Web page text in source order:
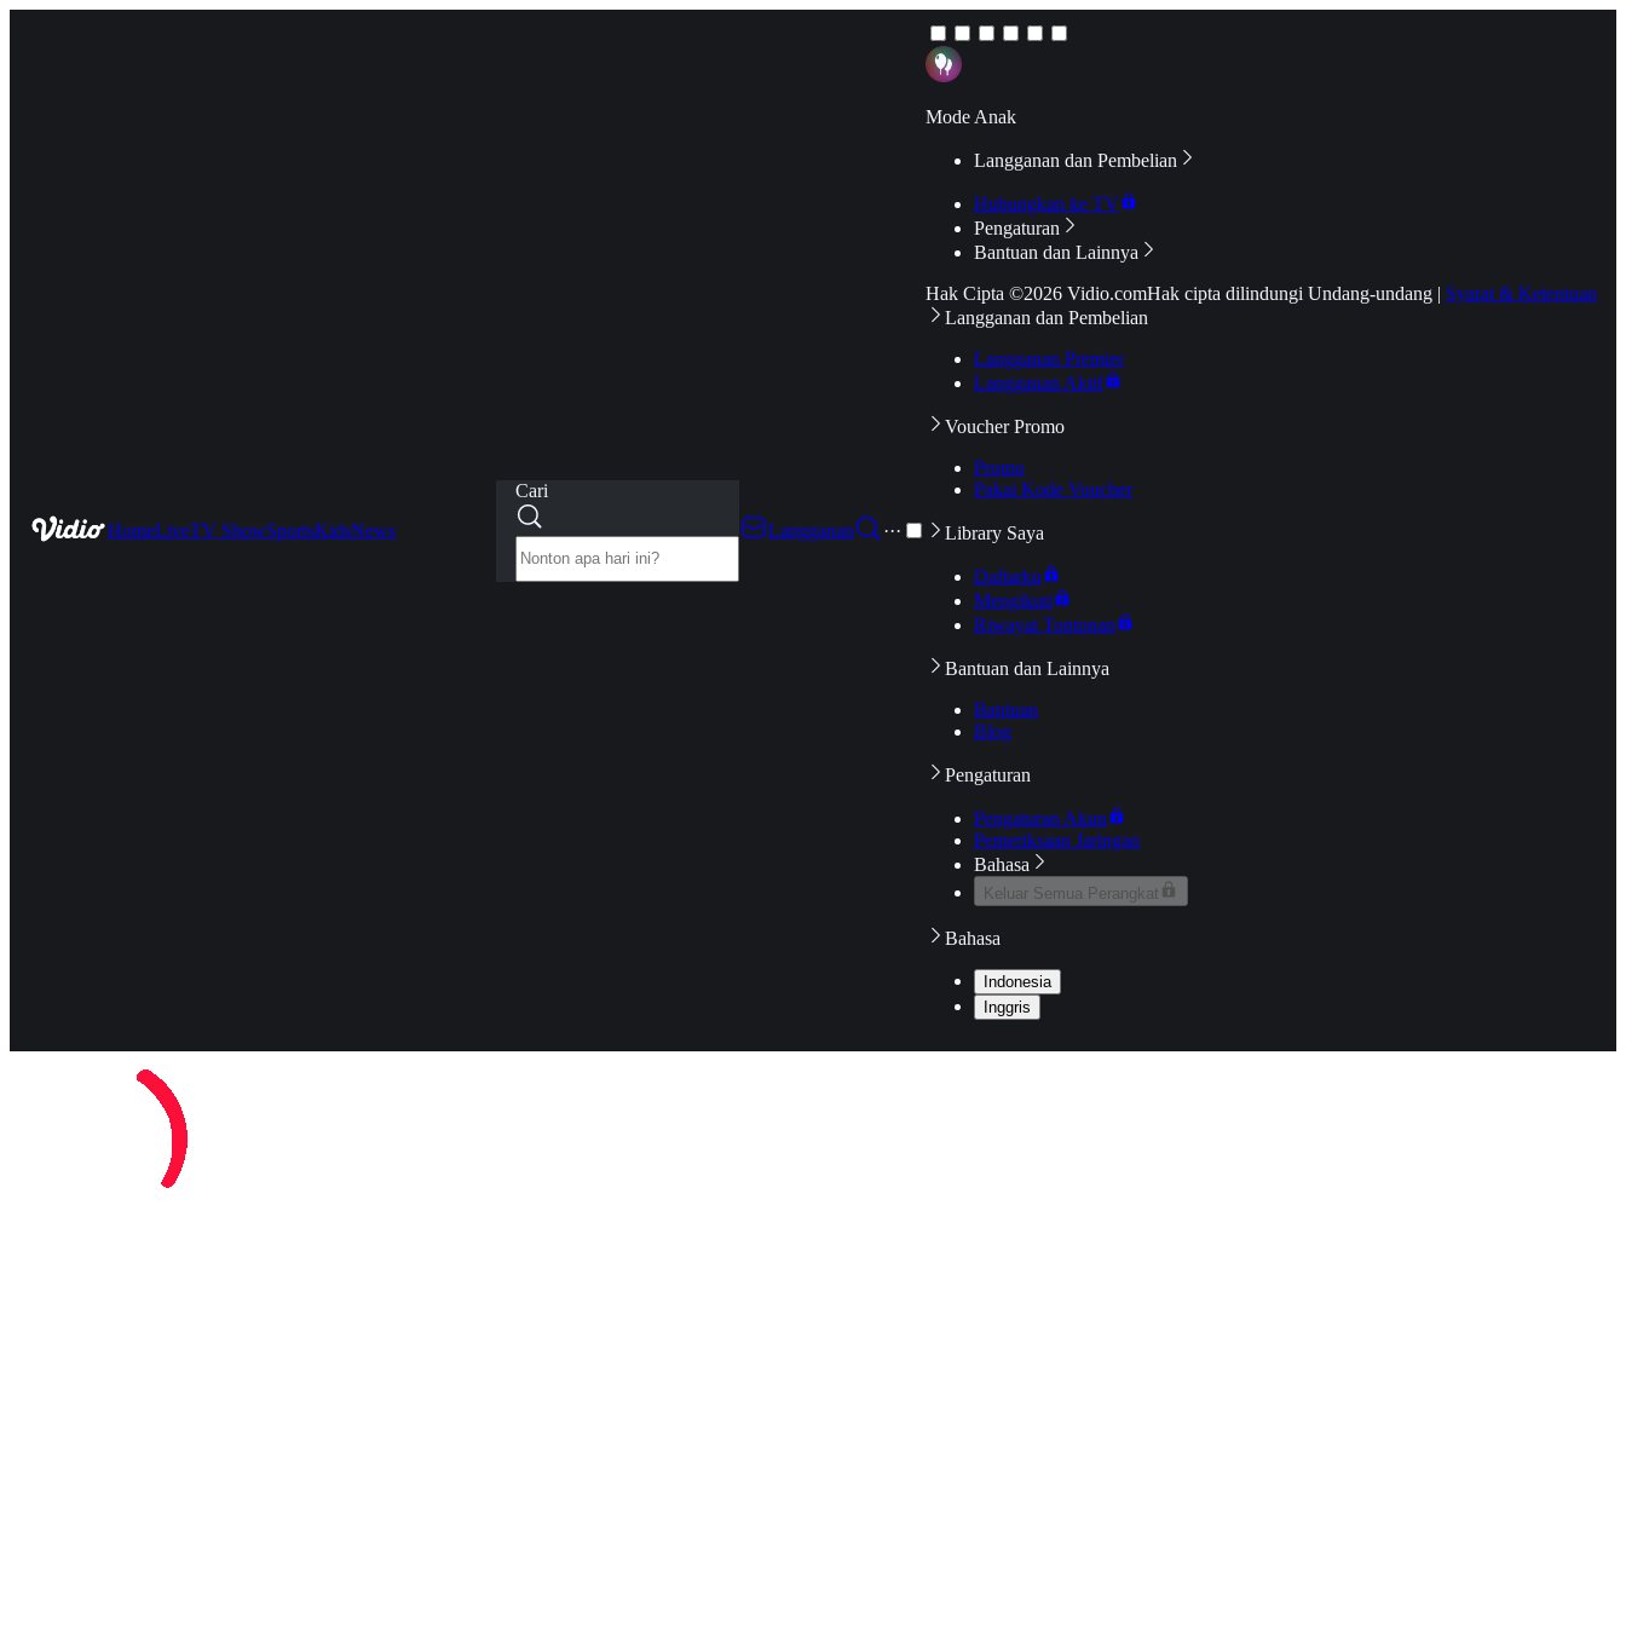
HomeLiveTV ShowSportsKidsNews
Cari
Langganan
···
Mode Anak
Langganan dan Pembelian
Hubungkan ke TV
Pengaturan
Bantuan dan Lainnya
Hak Cipta ©2026 Vidio.comHak cipta dilindungi Undang-undang | Syarat & Ketentuan
Langganan dan Pembelian
Langganan Premier
Langganan Aktif
Voucher Promo
Promo
Pakai Kode Voucher
Library Saya
Daftarku
Mengikuti
Riwayat Tontonan
Bantuan dan Lainnya
Bantuan
Blog
Pengaturan
Pengaturan Akun
Pemeriksaan Jaringan
Bahasa
Keluar Semua Perangkat
Bahasa
Indonesia
Inggris